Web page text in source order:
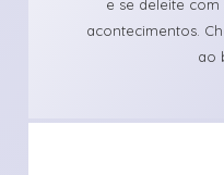
e se deleite
acontecimentos.
ao